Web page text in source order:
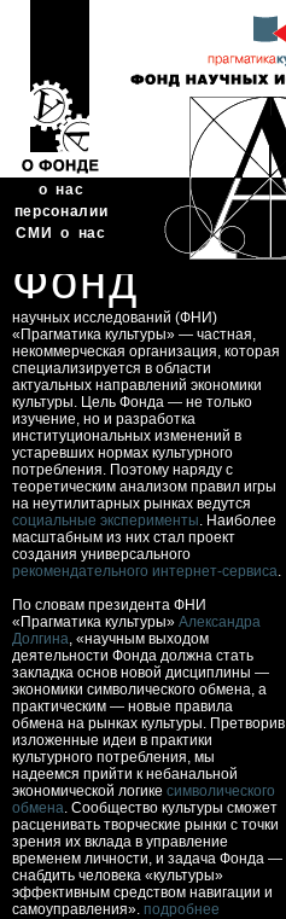
о нас
персоналии
СМИ о нас
Фонд
научных исследований (ФНИ)
«Прагматика культуры» — частная,
некоммерческая организация, которая
специализируется в области
актуальных направлений экономики
культуры. Цель Фонда — не только
изучение, но и разработка
институциональных изменений в
устаревших нормах культурного
потребления. Поэтому наряду с
теоретическим анализом правил игры
на неутилитарных рынках ведутся
социальные эксперименты. Наиболее
масштабным из них стал проект
создания универсального
рекомендательного интернет-сервиса.
По словам президента ФНИ
«Прагматика культуры» Александра
Долгина, «научным выходом
деятельности Фонда должна стать
закладка основ новой дисциплины —
экономики символического обмена, а
практическим — новые правила
обмена на рынках культуры. Претворив
изложенные идеи в практики
культурного потребления, мы
надеемся прийти к небанальной
экономической логике символического
обмена. Сообщество культуры сможет
расценивать творческие рынки с точки
зрения их вклада в управление
временем личности, и задача Фонда —
снабдить человека «культуры»
эффективным средством навигации и
самоуправления». подробнее